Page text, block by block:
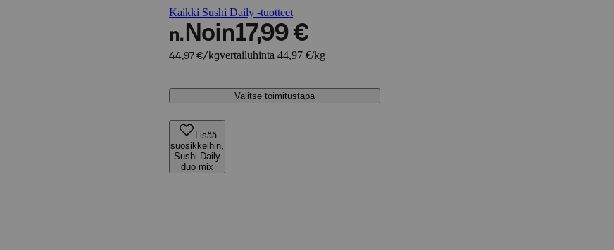
Kaikki Sushi Daily -tuotteet
n. Noin17,99 €
44,97 €/kgvertailuhinta 44,97 €/kg
Valitse toimitustapa
Lisää
suosikkeihin,
Sushi Daily
duo mix